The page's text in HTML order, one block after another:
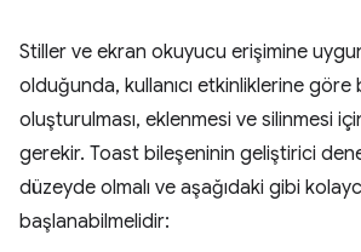
Stiller ve ekran okuyucu erişimine
olduğunda, kullanıcı etkinliklerine göre
oluşturulması, eklenmesi ve silinmesi
gerekir. Toast bileşeninin geliştirici
düzeyde olmalı ve aşağıdaki gibi
başlanabilmelidir: